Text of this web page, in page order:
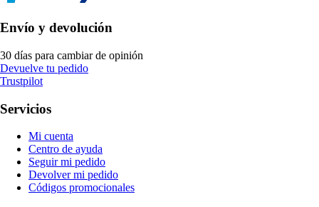
Envío y devolución
30 días para cambiar de opinión
Devuelve tu pedido
Trustpilot
Servicios
Mi cuenta
Centro de ayuda
Seguir mi pedido
Devolver mi pedido
Códigos promocionales